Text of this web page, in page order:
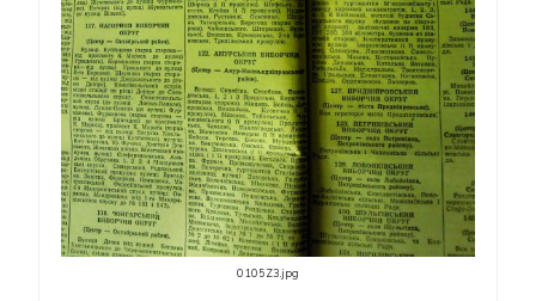
0105Z3.jpg